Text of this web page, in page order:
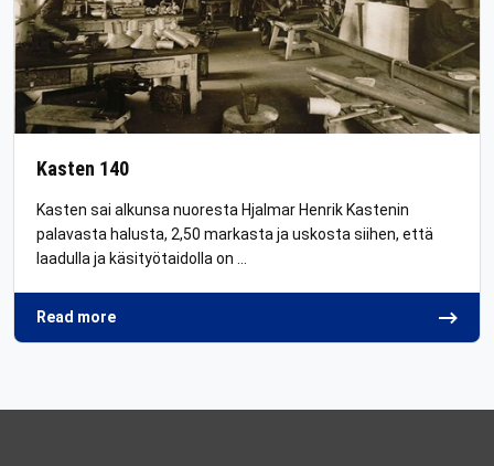
Kasten 140
Kasten sai alkunsa nuoresta Hjalmar Henrik Kastenin
palavasta halusta, 2,50 markasta ja uskosta siihen, että
laadulla ja käsityötaidolla on …
Read more